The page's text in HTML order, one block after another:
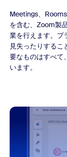
Meetings、
を含む、Zoom製
業を行えます。プ
見失ったりする
要なものはすべて
います。